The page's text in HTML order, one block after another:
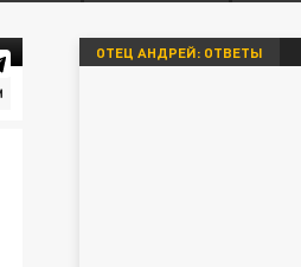
ОТЕЦ АНДРЕЙ: ОТВЕТЫ